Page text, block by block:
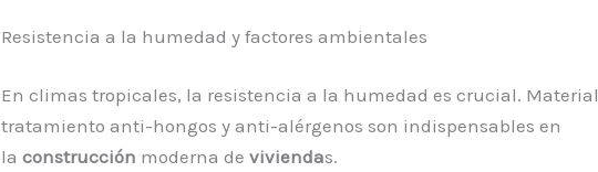
Resistencia a la humedad y factores ambientales
En climas tropicales, la resistencia a la humedad es crucial.
tratamiento anti-hongos y anti-alérgenos son indispensables en
la construcción moderna de viviendas.